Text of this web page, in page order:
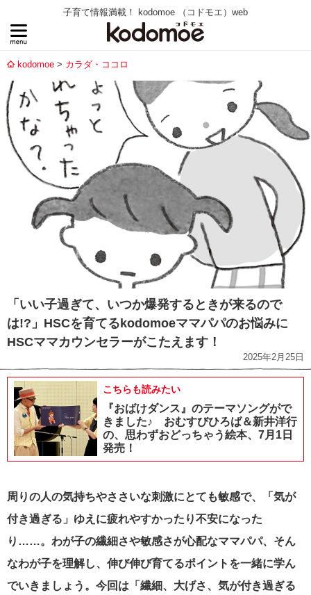
子育て情報満載！ kodomoe （コドモエ）web
kodomoe カラダ・ココロ
「いい子過ぎて、いつか爆発するときが来るので
は!?」HSCを育てるkodomoeママパパのお悩みに
HSCママカウンセラーがこたえます！
2025年2月25日
こちらも読みたい
『おばけダンス』のテーマソングがで
きました♪ おむすびひろば＆新井洋行
の、思わずおどっちゃう絵本、7月1日
発売！
周りの人の気持ちやささいな刺激にとても敏感で、「気が
付き過ぎる」ゆえに疲れやすかったり不安になった
り……。 わが子の繊細さや敏感さが心配なママパパ、そん
なわが子を理解し、伸び伸び育てるポイントを一緒に学ん
でいきましょう。今回は「繊細、大げさ、気が付き過ぎる